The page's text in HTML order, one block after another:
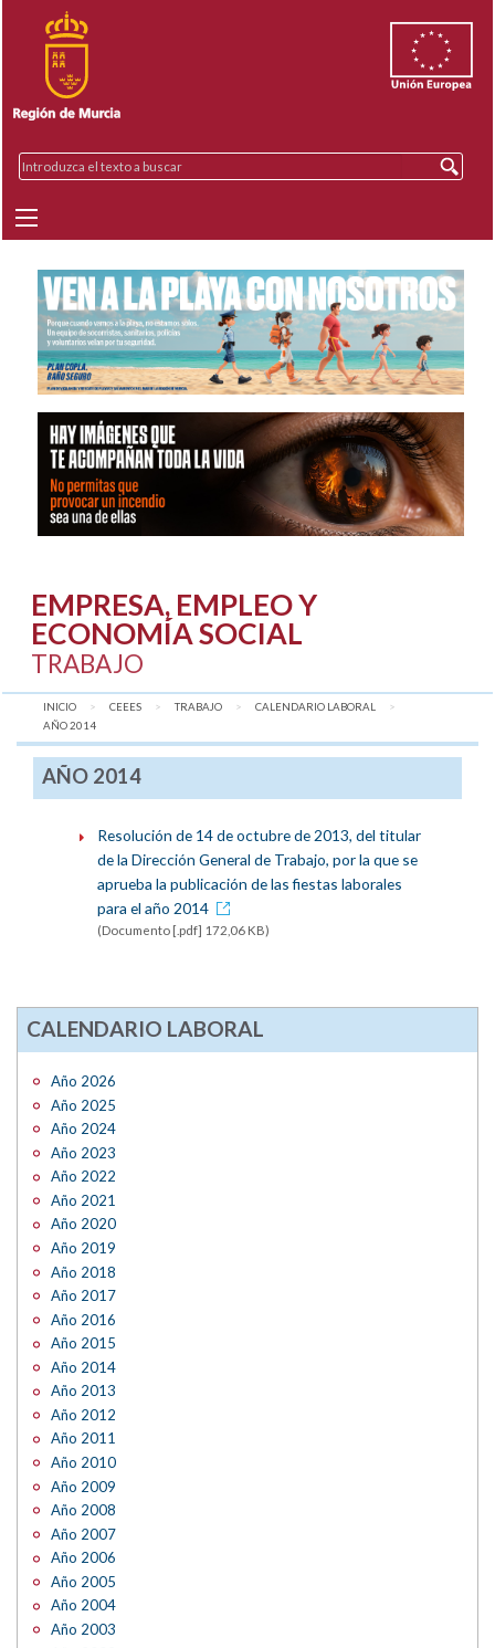
EMPRESA, EMPLEO Y
ECONOMÍA SOCIAL
TRABAJO
INICIO CEEES TRABAJO
CALENDARIO LABORAL
AQUÍ:
AÑO 2014
AÑO 2014
Resolución de 14 de octubre de 2013, del titular
de la Dirección General de Trabajo, por la que se
aprueba la publicación de las fiestas laborales
para el año 2014
(Documento [.pdf] 172,06 KB)
CALENDARIO LABORAL
Año 2026
Año 2025
Año 2024
Año 2023
Año 2022
Año 2021
Año 2020
Año 2019
Año 2018
Año 2017
Año 2016
Año 2015
Año 2014
Año 2013
Año 2012
Año 2011
Año 2010
Año 2009
Año 2008
Año 2007
Año 2006
Año 2005
Año 2004
Año 2003